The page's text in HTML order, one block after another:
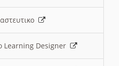
Learning Designer